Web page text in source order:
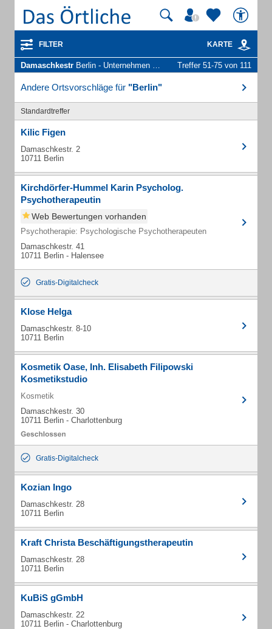
FILTER KARTE
Damaschkestr Berlin - Unternehmen und Personen Treffer 51-75 von 111
Andere Ortsvorschläge für "Berlin"
Standardtreffer
Kilic Figen
Damaschkestr. 2
10711 Berlin
Kirchdörfer-Hummel Karin Psycholog.
Psychotherapeutin
Web Bewertungen vorhanden
Psychotherapie: Psychologische Psychotherapeuten
Damaschkestr. 41
10711 Berlin - Halensee
Gratis-Digitalcheck
Klose Helga
Damaschkestr. 8-10
10711 Berlin
Kosmetik Oase, Inh. Elisabeth Filipowski
Kosmetikstudio
Kosmetik
Damaschkestr. 30
10711 Berlin - Charlottenburg
Gratis-Digitalcheck
Kozian Ingo
Damaschkestr. 28
10711 Berlin
Kraft Christa Beschäftigungstherapeutin
Damaschkestr. 28
10711 Berlin
KuBiS gGmbH
Damaschkestr. 22
10711 Berlin - Charlottenburg